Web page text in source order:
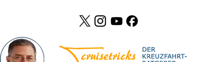
springen